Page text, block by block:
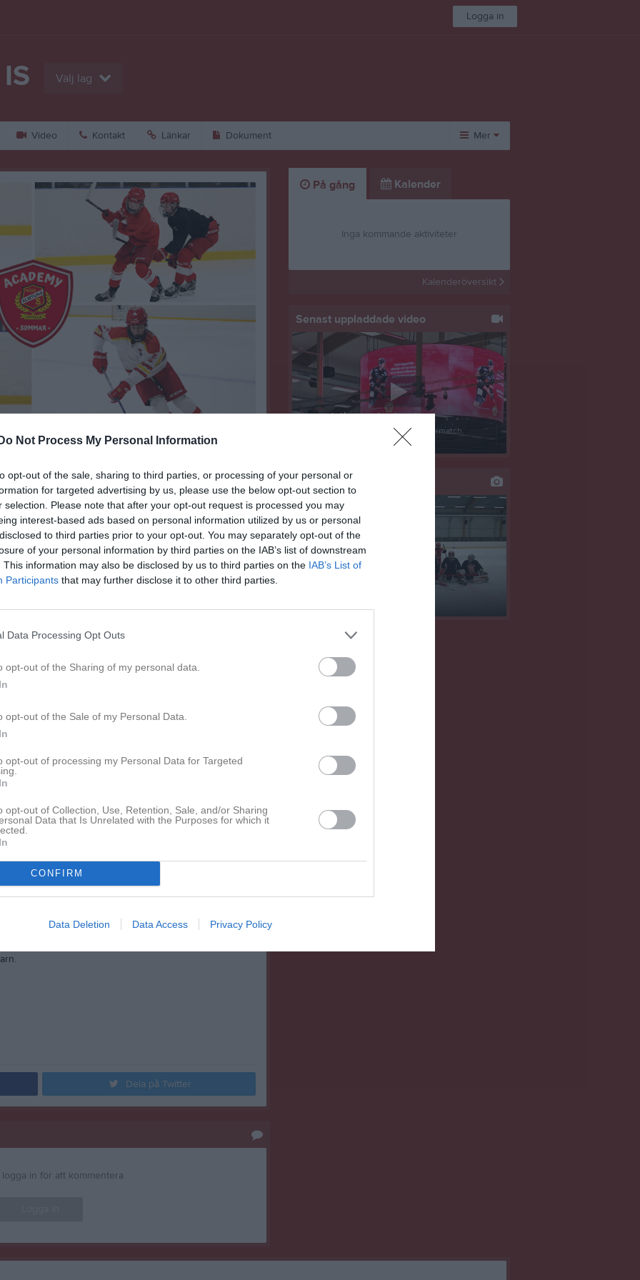
Do Not Process My Personal Information
opt-out of the sale, sharing to third parties, or processing of your personal or
for targeted advertising by us, please use the below opt-out section to
selection. Please note that after your opt-out request is processed you may
interest-based ads based on personal information utilized by us or personal
to third parties prior to your opt-out. You may separately opt-out of the
of your personal information by third parties on the IAB’s list of downstream
This information may also be disclosed by us to third parties on the IAB’s List of
Participants that may further disclose it to other third parties.
Data Processing Opt Outs
opt-out of the Sharing of my personal data.
opt-out of the Sale of my Personal Data.
opt-out of processing my Personal Data for Targeted
opt-out of Collection, Use, Retention, Sale, and/or Sharing
Data that Is Unrelated with the Purposes for which it
CONFIRM
Data Deletion Data Access Privacy Policy
Logga in
Välj lag
Video Kontakt Länkar Dokument Mer
Sommarlov
Dela Tweeta
Sommarlov med fokus på 100% matchspel i olika
Almtuna IS att köra camp mellan ca kl. 9.00-17.00
födda 2011-2018.
ålder.
dag samt teori och andra roliga aktiviteter.
mellanmål. Alla spelare skall ha med sig
och utomhus.
campen!
externa. Klubbens juniorspelare är med som
Dela på Twitter
in för att kommentera
På gång Kalender
Inga kommande aktiviteter
Kalenderöversikt
Senast uppladdade video
presentation av damlaget
damlaget presenteras under en herrmatch.
Senast uppdaterade album